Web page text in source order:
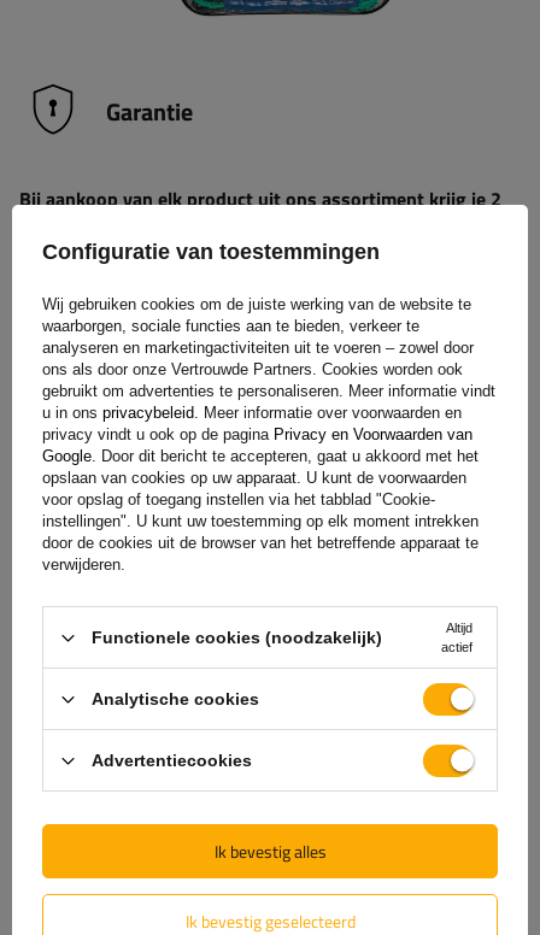
Garantie
Bij aankoop van elk product uit ons assortiment krijg je 2
zorgen te maken over de gevolgen van een eventuele
proces voor het indienen van een eventuele klacht zo
eenvoudig mogelijk gemaakt - het enige wat je hoeft te doen
het formulier dat beschikbaar is op onze website in te
vullen en op te sturen.
Hulp
Heb je vragen over de keuze of het gebruik van onze
producten? Neem contact met ons op! De specialisten van
Unitrailer geven je graag alle informatie.
+31 30 3100444 unitrailer@utrailer.nl
Configuratie van toestemmingen
Wij gebruiken cookies om de juiste werking van de website te
waarborgen, sociale functies aan te bieden, verkeer te
analyseren en marketingactiviteiten uit te voeren – zowel door
ons als door onze Vertrouwde Partners. Cookies worden ook
gebruikt om advertenties te personaliseren. Meer informatie vindt
u in ons privacybeleid. Meer informatie over voorwaarden en
privacy vindt u ook op de pagina Privacy en Voorwaarden van
Google. Door dit bericht te accepteren, gaat u akkoord met het
opslaan van cookies op uw apparaat. U kunt de voorwaarden
voor opslag of toegang instellen via het tabblad "Cookie-
instellingen". U kunt uw toestemming op elk moment intrekken
door de cookies uit de browser van het betreffende apparaat te
verwijderen.
Functionele cookies (noodzakelijk)
Altijd
actief
Analytische cookies
Advertentiecookies
Ik bevestig geselecteerd
Ik bevestig alles